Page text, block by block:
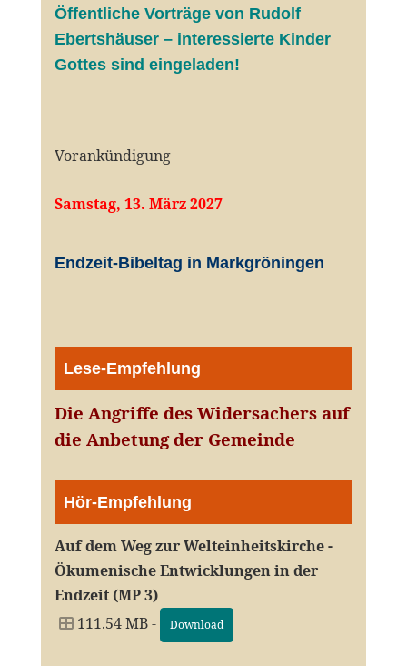
Öffentliche Vorträge von Rudolf
Ebertshäuser – interessierte Kinder
Gottes sind eingeladen!
Vorankündigung
Samstag, 13. März 2027
Endzeit-Bibeltag in Markgröningen
Lese-Empfehlung
Die Angriffe des Widersachers auf
die Anbetung der Gemeinde
Hör-Empfehlung
Auf dem Weg zur Welteinheitskirche -
Ökumenische Entwicklungen in der
Endzeit (MP 3)
111.54 MB -
Download